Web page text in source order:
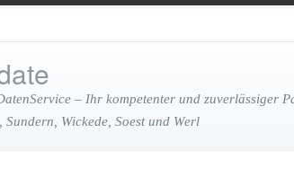
– Ihr kompetenter und zuverlässiger
Sundern, Wickede, Soest und Werl